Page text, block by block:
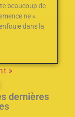
beaucoup de
ne «
dans la
»
dernières